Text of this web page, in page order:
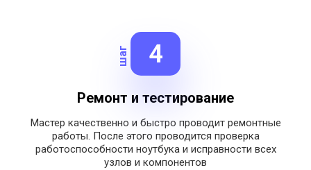
4
шаг
Ремонт и тестирование
Мастер качественно и быстро проводит ремонтные
работы. После этого проводится проверка
работоспособности ноутбука и исправности всех
узлов и компонентов